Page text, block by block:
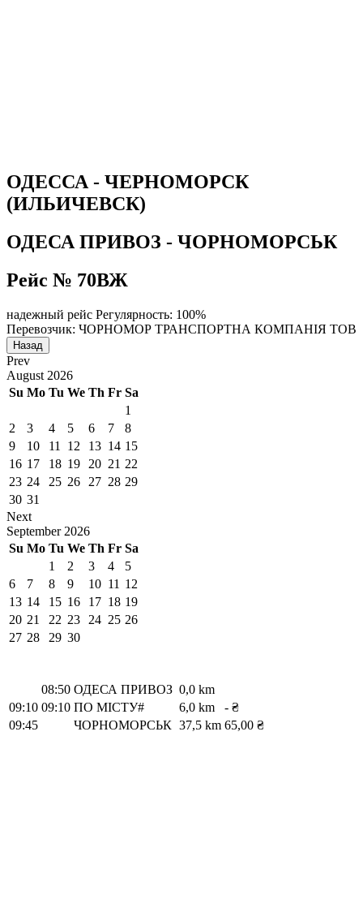
ОДЕССА - ЧЕРНОМОРСК
(ИЛЬИЧЕВСК)
ОДЕСА ПРИВОЗ - ЧОРНОМОРСЬК
Рейс № 70ВЖ
надежный рейс Регулярность: 100%
Перевозчик: ЧОРНОМОР ТРАНСПОРТНА КОМПАНІЯ ТОВ
Назад
Prev
August 2026
Su Mo Tu We Th Fr Sa
1
2
3 4 5 6 7
8
9
10 11 12 13 14 15
16 17 18 19 20 21 22
23 24 25 26 27 28 29
30 31
Next
September 2026
Su Mo Tu We Th Fr Sa
1
2 3 4
5
6
7 8 9 10 11 12
13 14 15 16 17 18 19
20 21 22 23 24 25 26
27 28 29 30
08:50 ОДЕСА ПРИВОЗ 0,0 km
09:10 09:10 ПО МІСТУ# 6,0 km
- ₴
09:45
ЧОРНОМОРСЬК 37,5 km 65,00 ₴